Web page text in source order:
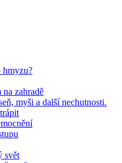
hmyzu?
zahradě
myši a další nechutnosti.
svět